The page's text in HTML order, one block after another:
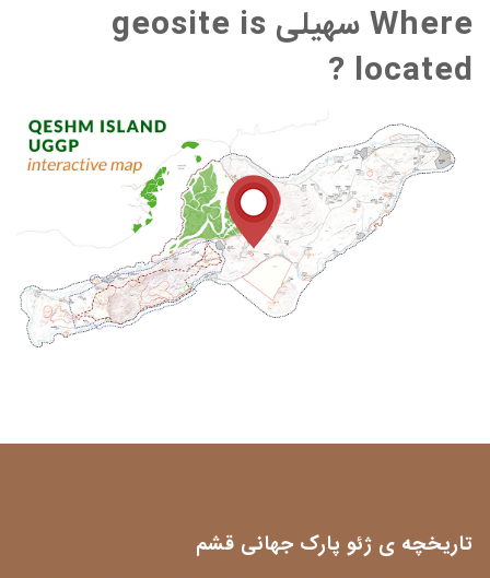
Where سهیلی geosite is
located ?
تاریخچه ی ژئو پارک جهانی قشم